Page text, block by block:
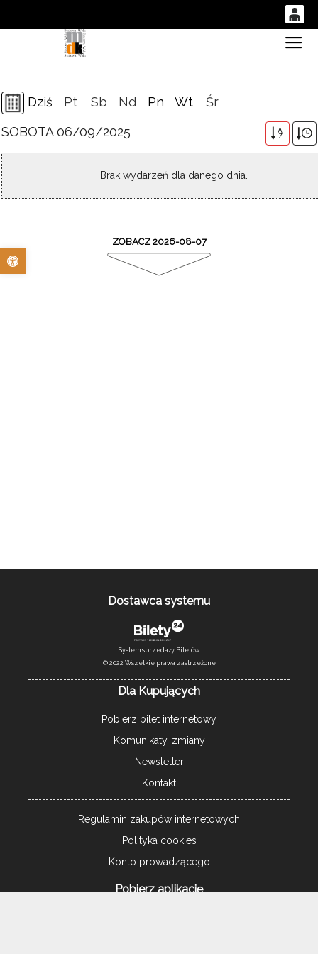
Otwórz pasek narzędzi
1447
Dziś Pt Sb Nd Pn Wt
Śr
SOBOTA 06/09/2025
A
Z
Brak wydarzeń dla danego dnia.
ZOBACZ 2026-08-07
Dostawca systemu
System sprzedaży Biletów
© 2022 Wszelkie prawa zastrzeżone
Dla Kupujących
Pobierz bilet internetowy
Komunikaty, zmiany
Newsletter
Kontakt
Regulamin zakupów internetowych
Polityka cookies
Konto prowadzącego
Pobierz aplikację